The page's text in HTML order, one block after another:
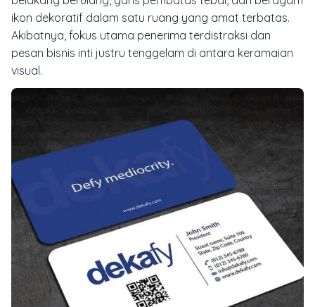
ikon dekoratif dalam satu ruang yang amat terbatas.
Akibatnya, fokus utama penerima terdistraksi dan
pesan bisnis inti justru tenggelam di antara keramaian
visual.